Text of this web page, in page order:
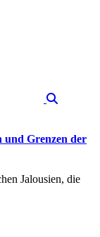
und Grenzen der
Jalousien, die